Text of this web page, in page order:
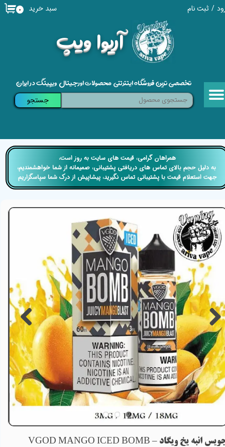
/ ثبت نام
حساب کاربری من
خروج از حساب کاربری
​آریوا ویپ
۰ سبد خرید
تخصصی ترین فروشگاه اینترنتی محصولات اورجینال ویپینگ در ایران
جستجو
جویس انبه یخ ویگاد – VGOD MANGO ICED BOMB
​​همراهان گرامی، قیمت های سایت به روز است،
​​​​​​​ به دلیل حجم بالای تماس های دریافتی پشتیبانی، صمیمانه از شما خواهشمندیم،
جهت استعلام قیمت با پشتیبانی تماس نگیرید، پیشاپیش از درک شما سپاسگزاریم